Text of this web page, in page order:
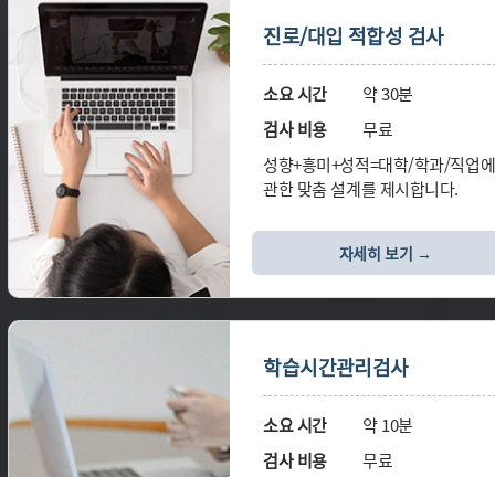
진로/대입 적합성 검사
소요 시간
약 30분
검사 비용
무료
성향+흥미+성적=대학/학과/직업에
관한 맞춤 설계를 제시합니다.
자세히 보기 →
학습시간관리검사
소요 시간
약 10분
검사 비용
무료